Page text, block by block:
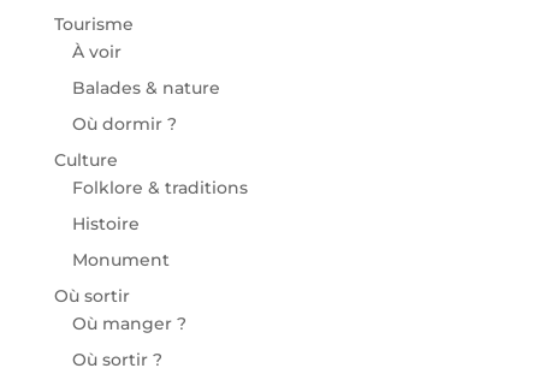
Tourisme
À voir
Balades & nature
Où dormir ?
Culture
Folklore & traditions
Histoire
Monument
Où sortir
Où manger ?
Où sortir ?